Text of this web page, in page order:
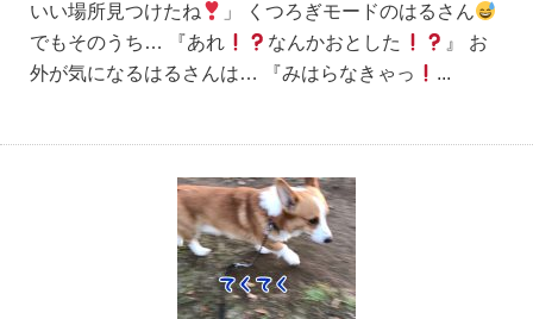
いい場所見つけたね
」 くつろぎモードのはるさん
でもそのうち… 『あれ
なんかおとした
』 お
外が気になるはるさんは… 『みはらなきゃっ
...